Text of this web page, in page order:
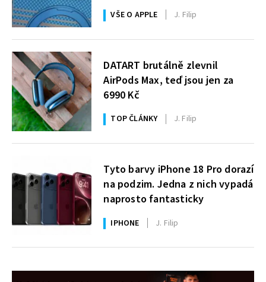
VŠE O APPLE J. Filip
DATART brutálně zlevnil
AirPods Max, teď jsou jen za
6990 Kč
TOP ČLÁNKY J. Filip
Tyto barvy iPhone 18 Pro dorazí
na podzim. Jedna z nich vypadá
naprosto fantasticky
IPHONE J. Filip